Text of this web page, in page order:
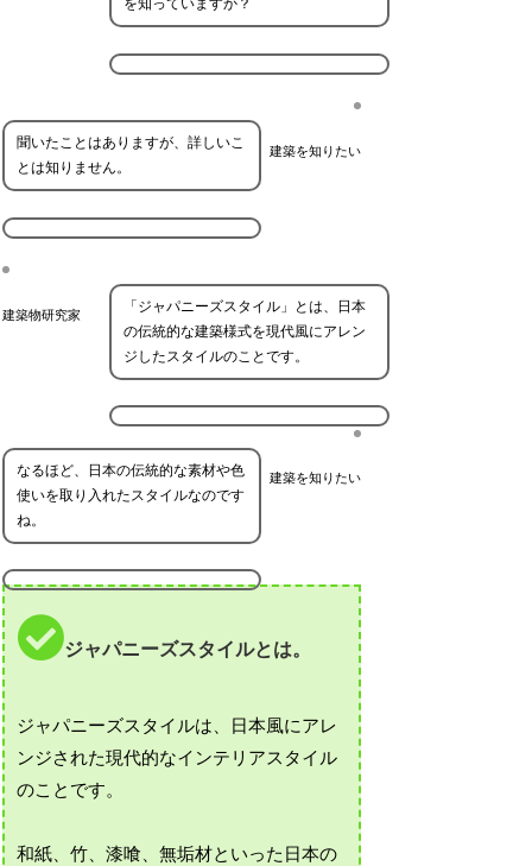
を知っていますか？
建築を知りたい
聞いたことはありますが、詳しいこ
とは知りません。
建築物研究家
「ジャパニーズスタイル」とは、日本
の伝統的な建築様式を現代風にアレン
ジしたスタイルのことです。
建築を知りたい
なるほど、日本の伝統的な素材や色
使いを取り入れたスタイルなのです
ね。
ジャパニーズスタイルとは。
ジャパニーズスタイルは、日本風にアレ
ンジされた現代的なインテリアスタイル
のことです。
和紙、竹、漆喰、無垢材といった日本の